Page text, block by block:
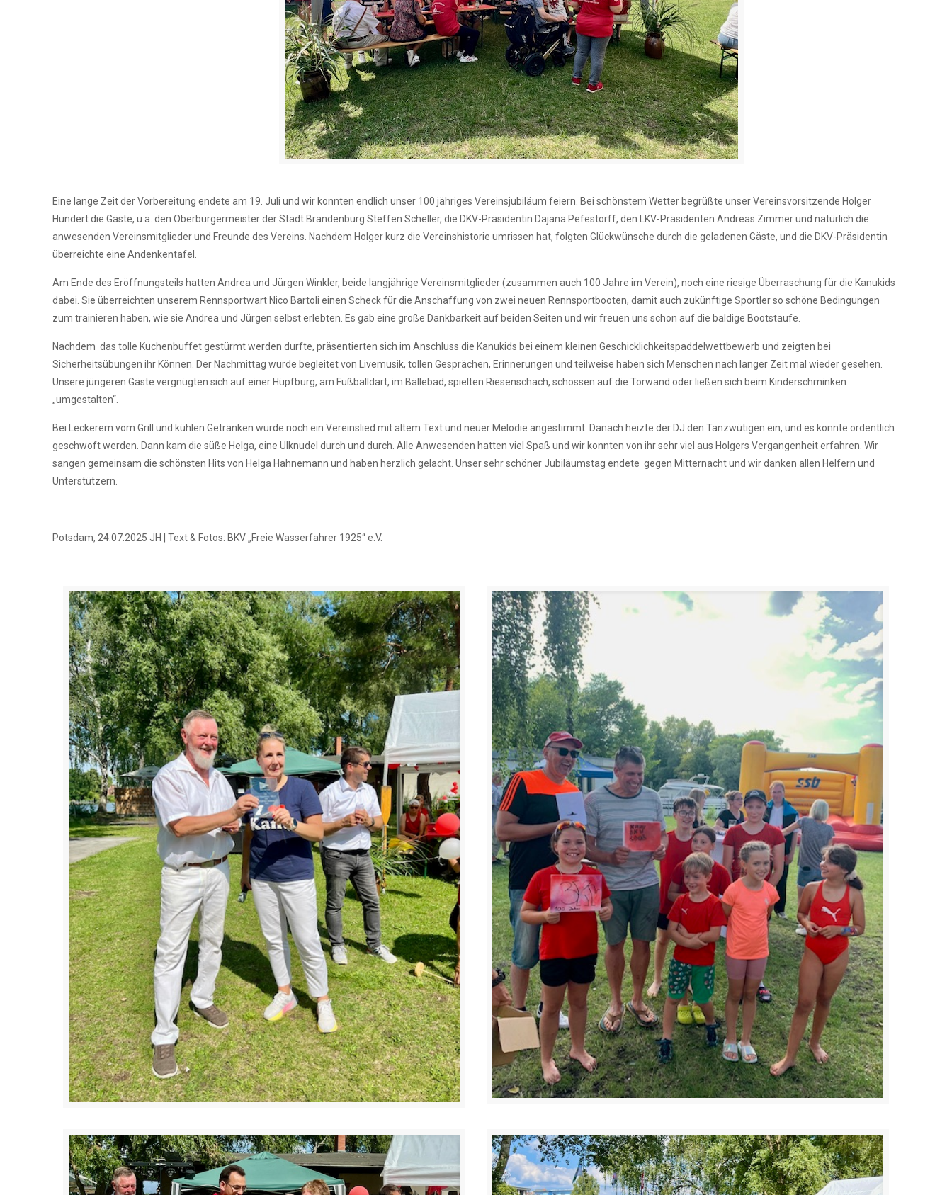
Eine lange Zeit der Vorbereitung endete am 19. Juli und wir konnten endlich unser 100 jähriges Vereinsjubiläum feiern. Bei schönstem Wetter begrüßte unser Vereinsvorsitzende Holger
Hundert die Gäste, u.a. den Oberbürgermeister der Stadt Brandenburg Steffen Scheller, die DKV-Präsidentin Dajana Pefestorff, den LKV-Präsidenten Andreas Zimmer und natürlich die
anwesenden Vereinsmitglieder und Freunde des Vereins. Nachdem Holger kurz die Vereinshistorie umrissen hat, folgten Glückwünsche durch die geladenen Gäste, und die DKV-Präsidentin
überreichte eine Andenkentafel.
Am Ende des Eröffnungsteils hatten Andrea und Jürgen Winkler, beide langjährige Vereinsmitglieder (zusammen auch 100 Jahre im Verein), noch eine riesige Überraschung für die Kanukids
dabei. Sie überreichten unserem Rennsportwart Nico Bartoli einen Scheck für die Anschaffung von zwei neuen Rennsportbooten, damit auch zukünftige Sportler so schöne Bedingungen
zum trainieren haben, wie sie Andrea und Jürgen selbst erlebten. Es gab eine große Dankbarkeit auf beiden Seiten und wir freuen uns schon auf die baldige Bootstaufe.
Nachdem das tolle Kuchenbuffet gestürmt werden durfte, präsentierten sich im Anschluss die Kanukids bei einem kleinen Geschicklichkeitspaddelwettbewerb und zeigten bei
Sicherheitsübungen ihr Können. Der Nachmittag wurde begleitet von Livemusik, tollen Gesprächen, Erinnerungen und teilweise haben sich Menschen nach langer Zeit mal wieder gesehen.
Unsere jüngeren Gäste vergnügten sich auf einer Hüpfburg, am Fußballdart, im Bällebad, spielten Riesenschach, schossen auf die Torwand oder ließen sich beim Kinderschminken
„umgestalten“.
Bei Leckerem vom Grill und kühlen Getränken wurde noch ein Vereinslied mit altem Text und neuer Melodie angestimmt. Danach heizte der DJ den Tanzwütigen ein, und es konnte ordentlich
geschwoft werden. Dann kam die süße Helga, eine Ulknudel durch und durch. Alle Anwesenden hatten viel Spaß und wir konnten von ihr sehr viel aus Holgers Vergangenheit erfahren. Wir
sangen gemeinsam die schönsten Hits von Helga Hahnemann und haben herzlich gelacht. Unser sehr schöner Jubiläumstag endete gegen Mitternacht und wir danken allen Helfern und
Unterstützern.
Potsdam, 24.07.2025 JH | Text & Fotos: BKV „Freie Wasserfahrer 1925“ e.V.